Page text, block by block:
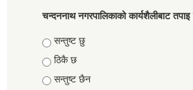
चन्दननाथ नगरपालिकाको कार्यशैलीबाट
Choices
सन्तुष्ट छु
ठिकै छ
सन्तुष्ट छैन